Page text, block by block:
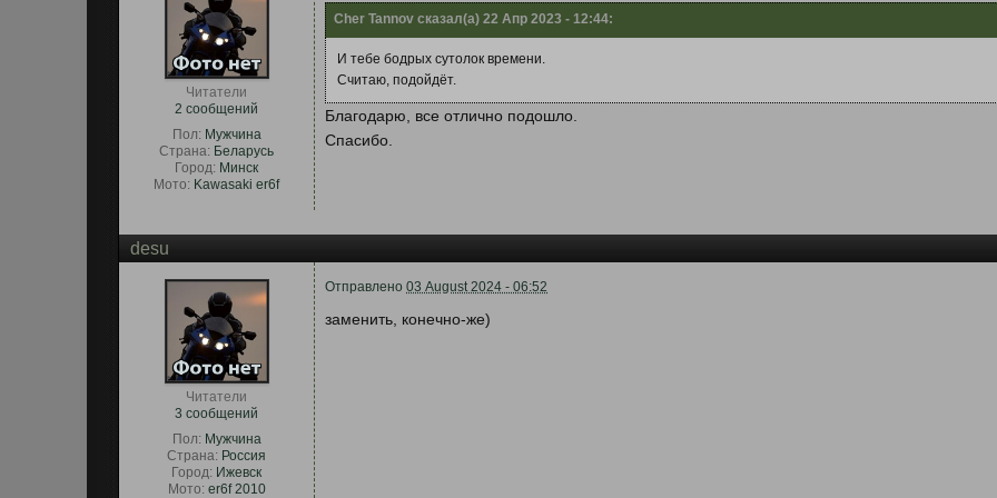
Читатели
2 сообщений
Пол: Мужчина
Страна: Беларусь
Город: Минск
Мото: Kawasaki er6f
Cher Tannov сказал(а) 22 Апр 2023 - 12:44:
И тебе бодрых сутолок времени.
Считаю, подойдёт.
Благодарю, все отлично подошло.
Спасибо.
desu
Читатели
3 сообщений
Пол: Мужчина
Страна: Россия
Город: Ижевск
Мото: er6f 2010
Отправлено03 August 2024 - 06:52
заменить, конечно-же)